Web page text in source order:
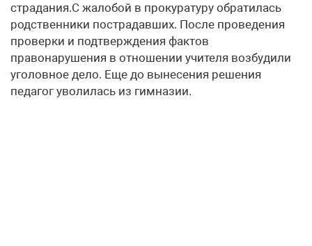
страдания.С жалобой в прокуратуру обратилась
родственники пострадавших. После проведения
проверки и подтверждения фактов
правонарушения в отношении учителя возбудили
уголовное дело. Еще до вынесения решения
педагог уволилась из гимназии.